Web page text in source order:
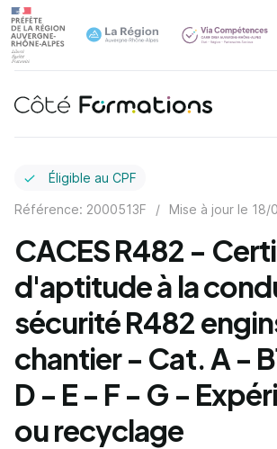
Éligible au CPF
Référence: 2000513F / Mise à jour le 18/
CACES R482 -
d'aptitude à la
sécurité R482
chantier - Cat. A -
D - E - F - G -
ou recyclage